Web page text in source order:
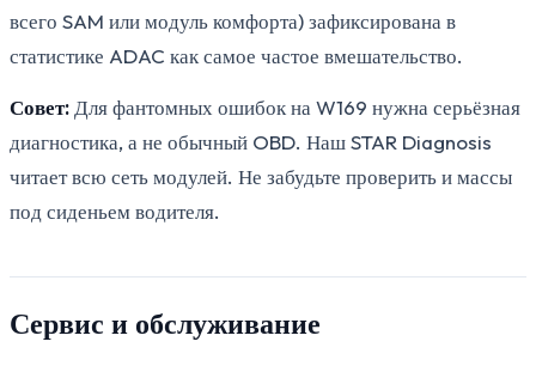
всего SAM или модуль комфорта) зафиксирована в
статистике ADAC как самое частое вмешательство.
Совет: Для фантомных ошибок на W169 нужна серьёзная
диагностика, а не обычный OBD. Наш STAR Diagnosis
читает всю сеть модулей. Не забудьте проверить и массы
под сиденьем водителя.
Сервис и обслуживание